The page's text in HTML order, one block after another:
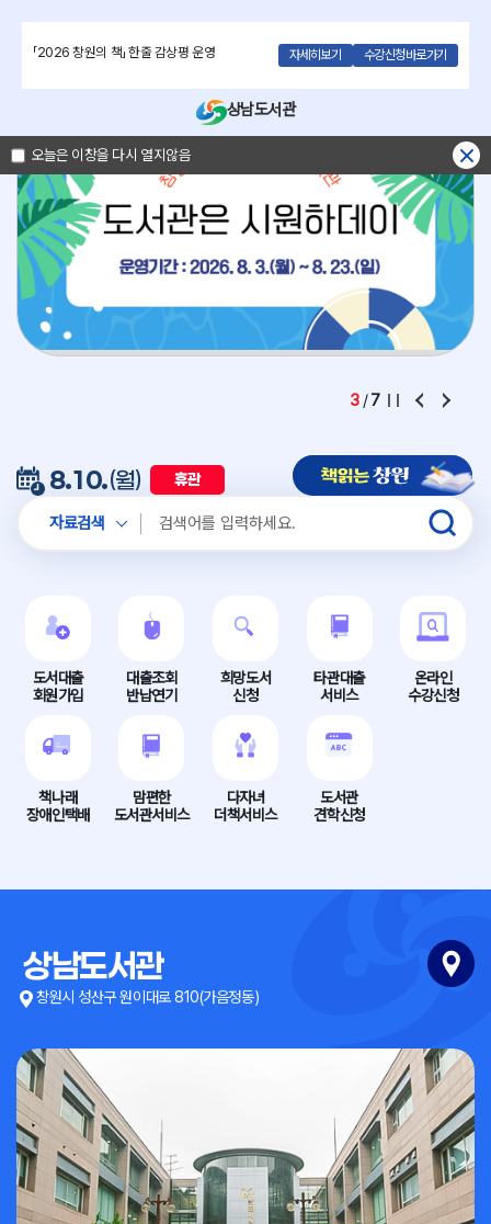
「2026 창원의 책」 한줄 감상평 운영 자세히보기 수강신청바로가기
상남도서관
오늘은 이창을 다시 열지않음
8.10.(월) 휴관
자료검색
3 /7
상남도서관
창원시 성산구 원이대로 810(가음정동)
도서대출
회원가입
대출조회
반납연기
희망도서
신청
타관대출
서비스
온라인
수강신청
책나래
장애인택배
맘편한
도서관서비스
다자녀
더책서비스
도서관
견학신청